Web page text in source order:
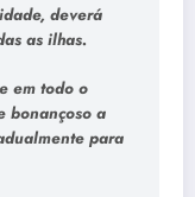
deverá
as ilhas.
em todo o
bonançoso a
para